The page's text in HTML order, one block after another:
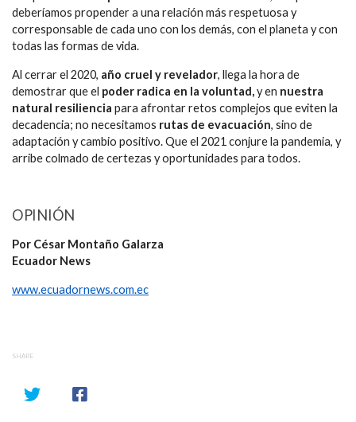
deberíamos propender a una relación más respetuosa y
corresponsable de cada uno con los demás, con el planeta y con
todas las formas de vida.
Al cerrar el 2020, año cruel y revelador, llega la hora de
demostrar que el poder radica en la voluntad,y en nuestra
natural resiliencia para afrontar retos complejos que eviten la
decadencia; no necesitamos rutas de evacuación, sino de
adaptación y cambio positivo. Que el 2021 conjure la pandemia, y
arribe colmado de certezas y oportunidades para todos.
OPINIÓN
Por César Montaño Galarza
Ecuador News
www.ecuadornews.com.ec
SHARE